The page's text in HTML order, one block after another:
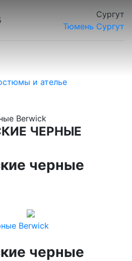
Сургут
Тюмень Сургут
и ателье
Berwick
ЧЕРНЫЕ
черные
черные